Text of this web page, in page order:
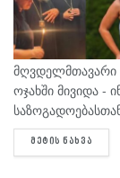
მღვდელმთავარი
ოჯახში მივიდა -
ᲛᲔᲢᲘᲡ ᲜᲐᲮᲕᲐ